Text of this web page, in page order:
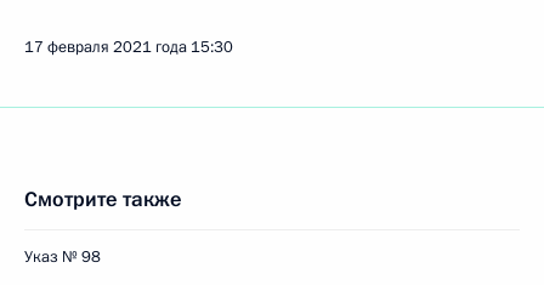
17 февраля 2021 года 15:30
Смотрите также
Указ № 98